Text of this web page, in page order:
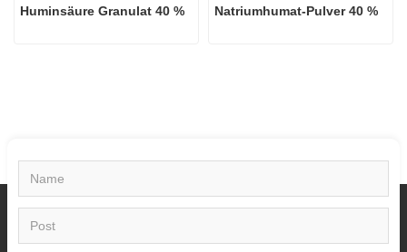
Huminsäure Granulat 40 % Natriumhumat-Pulver 40 %